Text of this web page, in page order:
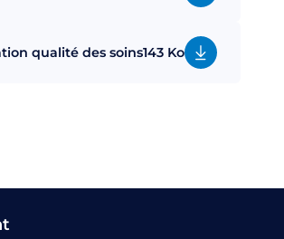
qualité des soins143 Ko